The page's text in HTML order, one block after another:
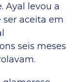
Ayal levou a
ser aceita em
seis meses